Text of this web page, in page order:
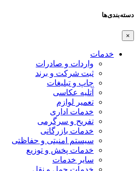
دسته‌بندی‌ها
×
خدمات
واردات و صادرات
ثبت شرکت و برند
چاپ و تبلیغات
آتلیه عکاسی
تعمیر لوازم
خدمات اداری
تفریح و سرگرمی
خدمات بازرگانی
سیستم امنیتی و حفاظتی
خدمات پخش و توزیع
سایر خدمات